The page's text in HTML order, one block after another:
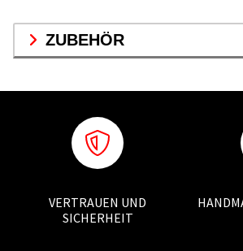
ZUBEHÖR
VERTRAUEN UND
SICHERHEIT